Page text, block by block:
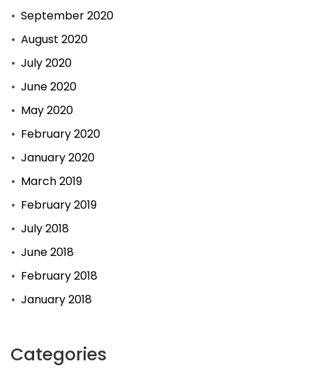
September 2020
August 2020
July 2020
June 2020
May 2020
February 2020
January 2020
March 2019
February 2019
July 2018
June 2018
February 2018
January 2018
Categories